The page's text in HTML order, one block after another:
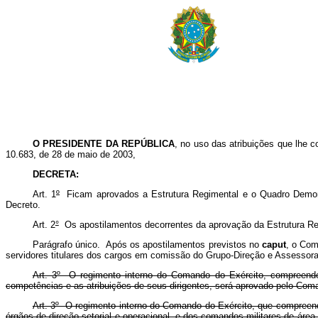
O PRESIDENTE DA REPÚBLICA, no uso das atribuições que lhe
10.683, de 28 de maio de 2003,
DECRETA:
Art. 1º Ficam aprovados a Estrutura Regimental e o Quadro
Decreto.
Art. 2°Os apostilamentos decorrentes da aprovação da Estrutura
Parágrafo único. Após os apostilamentos previstos no caput, o
servidores titulares dos cargos em comissão do Grupo-Direção e
Art. 3º O regimento interno do Comando do Exército,
competências e as atribuições de seus dirigentes, será aprovado pelo
Art. 3º O regimento interno do Comando do Exército, que